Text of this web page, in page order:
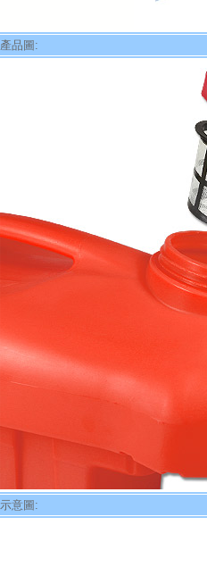
產品圖:
示意圖: